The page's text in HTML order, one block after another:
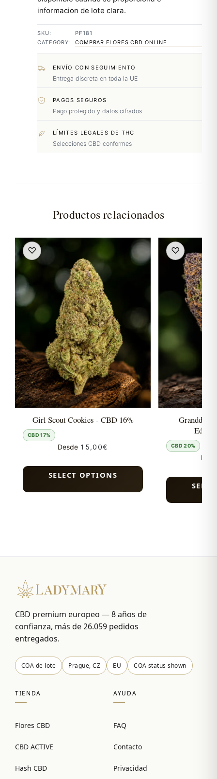
informacion de lote clara.
SKU:
PF181
CATEGORY:
COMPRAR FLORES CBD ONLINE
ENVÍO CON SEGUIMIENTO
Entrega discreta en toda la UE
PAGOS SEGUROS
Pago protegido y datos cifrados
LÍMITES LEGALES DE THC
Selecciones CBD conformes
Productos relacionados
Girl Scout Cookies - CBD 16%
CBD 17%
Desde 15,00€
♡
SELECT OPTIONS
CBD 20%
♡
CBD premium europeo — 8 años de
confianza, más de 26.059 pedidos
entregados.
COA de lote Prague, CZ EU COA status shown
TIENDA
Flores CBD
CBD ACTIVE
Hash CBD
AYUDA
FAQ
Contacto
Privacidad